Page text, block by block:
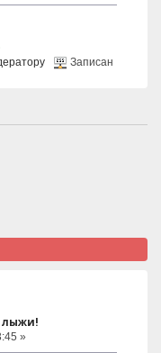
Записан
лыжи!
»